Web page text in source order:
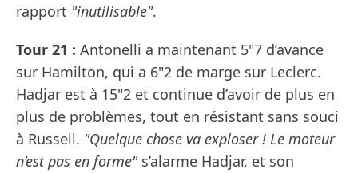
rapport "inutilisable".
Tour 21 : Antonelli a maintenant 5"7 d’avance
sur Hamilton, qui a 6"2 de marge sur Leclerc.
Hadjar est à 15"2 et continue d’avoir de plus en
plus de problèmes, tout en résistant sans souci
à Russell. "Quelque chose va exploser ! Le moteur
n’est pas en forme"s’alarme Hadjar, et son